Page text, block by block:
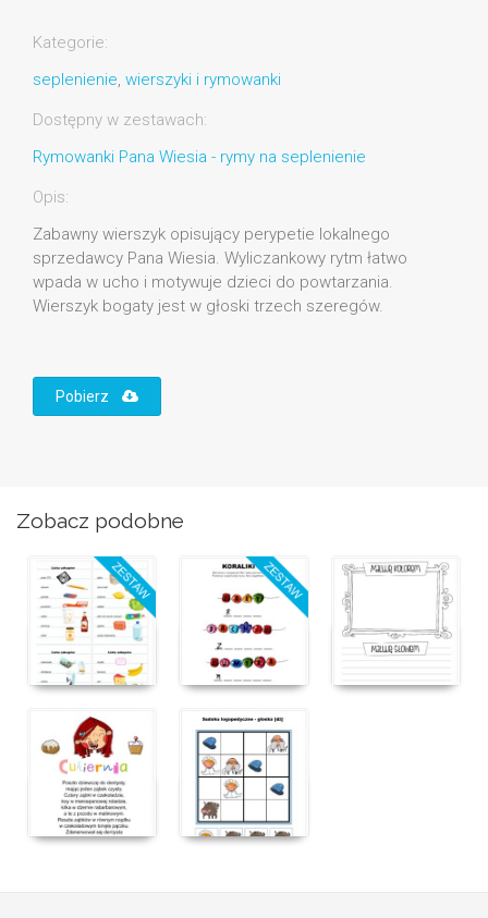
Kategorie:
seplenienie, wierszyki i rymowanki
Dostępny w zestawach:
Rymowanki Pana Wiesia - rymy na seplenienie
Opis:
Zabawny wierszyk opisujący perypetie lokalnego
sprzedawcy Pana Wiesia. Wyliczankowy rytm łatwo
wpada w ucho i motywuje dzieci do powtarzania.
Wierszyk bogaty jest w głoski trzech szeregów.
Pobierz
Zobacz podobne